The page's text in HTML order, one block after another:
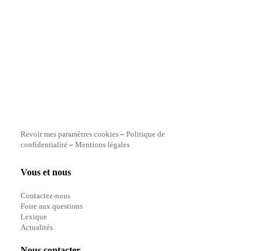
Revoir mes paramètres cookies– Politique de
confidentialité – Mentions légales
Vous et nous
Contactez-nous
Foire aux questions
Lexique
Actualités